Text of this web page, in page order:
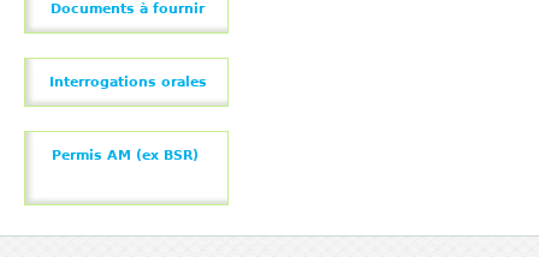
Documents à fournir
Interrogations orales
Permis AM (ex BSR)